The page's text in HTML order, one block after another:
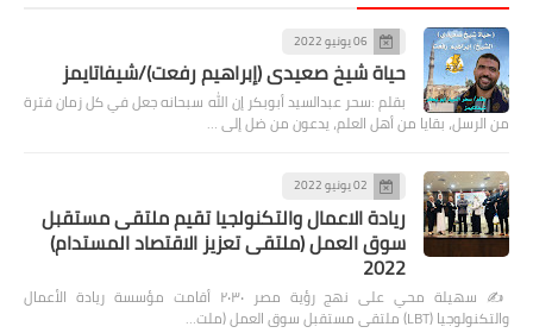
06 يونيو 2022
حياة شيخ صعيدى (إبراهيم رفعت)/شيفاتايمز
بقلم :سحر عبدالسيد أبوبكر إن الله سبحانه جعل في كل زمان فترة
من الرسل، بقايا من أهل العلم، يدعون من ضل إلى …
02 يونيو 2022
ريادة الاعمال والتكنولجيا تقيم ملتقى مستقبل
سوق العمل (ملتقى تعزيز الاقتصاد المستدام)
2022
✍️ سهيلة محي على نهج رؤية مصر ٢٠٣٠ أقامت مؤسسة ريادة الأعمال
والتكنولوجيا (LBT) ملتقى مستقبل سوق العمل (ملت…